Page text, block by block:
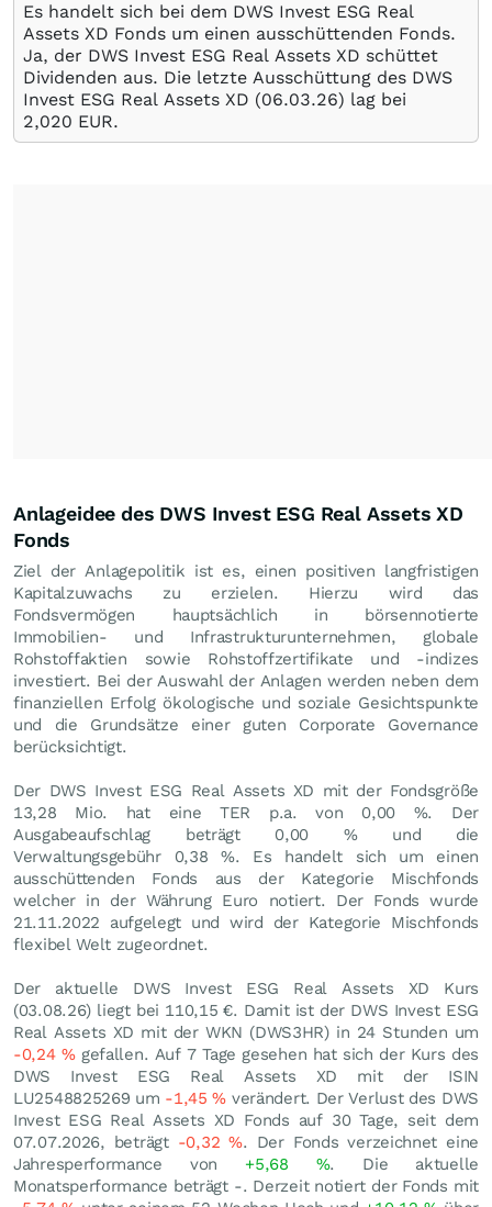
Es handelt sich bei dem DWS Invest ESG Real
Assets XD Fonds um einen ausschüttenden Fonds.
Ja, der DWS Invest ESG Real Assets XD schüttet
Dividenden aus. Die letzte Ausschüttung des DWS
Invest ESG Real Assets XD (06.03.26) lag bei
2,020 EUR.
Anlageidee des DWS Invest ESG Real Assets XD
Fonds
Ziel der Anlagepolitik ist es, einen positiven langfristigen
Kapitalzuwachs zu erzielen. Hierzu wird das
Fondsvermögen hauptsächlich in börsennotierte
Immobilien- und Infrastrukturunternehmen, globale
Rohstoffaktien sowie Rohstoffzertifikate und -indizes
investiert. Bei der Auswahl der Anlagen werden neben dem
finanziellen Erfolg ökologische und soziale Gesichtspunkte
und die Grundsätze einer guten Corporate Governance
berücksichtigt.
Der DWS Invest ESG Real Assets XD mit der Fondsgröße
13,28 Mio. hat eine TER p.a. von 0,00 %. Der
Ausgabeaufschlag beträgt 0,00 % und die
Verwaltungsgebühr 0,38 %. Es handelt sich um einen
ausschüttenden Fonds aus der Kategorie Mischfonds
welcher in der Währung Euro notiert. Der Fonds wurde
21.11.2022 aufgelegt und wird der Kategorie Mischfonds
flexibel Welt zugeordnet.
Der aktuelle DWS Invest ESG Real Assets XD Kurs
(03.08.26) liegt bei 110,15 €. Damit ist der DWS Invest ESG
Real Assets XD mit der WKN (DWS3HR) in 24 Stunden um
-0,24 %gefallen. Auf 7 Tage gesehen hat sich der Kurs des
DWS Invest ESG Real Assets XD mit der ISIN
LU2548825269 um -1,45% verändert. Der Verlust des DWS
Invest ESG Real Assets XD Fonds auf 30 Tage, seit dem
07.07.2026, beträgt -0,32%. Der Fonds verzeichnet eine
Jahresperformance von +5,68 %. Die aktuelle
Monatsperformance beträgt -. Derzeit notiert der Fonds mit